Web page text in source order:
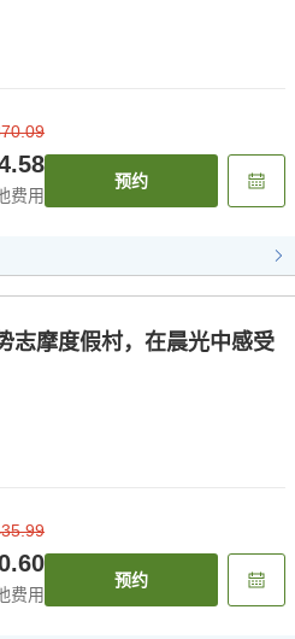
费用
预约
志摩度假村，在晨光中感受
费用
预约